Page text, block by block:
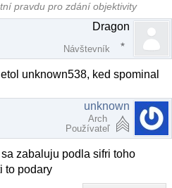
pravdu pro zdání objektivity
Dragon
Návštevník
unknown538, ked spominal
unknown
Arch
Používateľ
zabaluju podla sifri toho
to podary